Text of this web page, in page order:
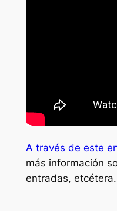
A través de este
más información
entradas, etcétera.